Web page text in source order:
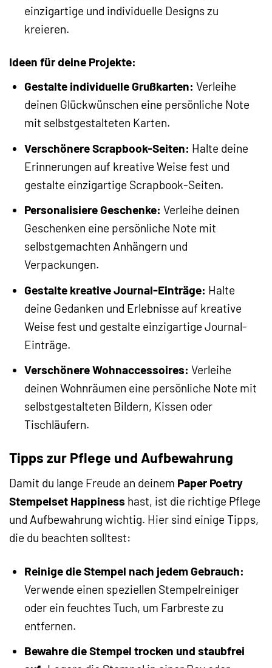
einzigartige und individuelle Designs zu
kreieren.
Ideen für deine Projekte:
Gestalte individuelle Grußkarten: Verleihe
deinen Glückwünschen eine persönliche Note
mit selbstgestalteten Karten.
Verschönere Scrapbook-Seiten: Halte deine
Erinnerungen auf kreative Weise fest und
gestalte einzigartige Scrapbook-Seiten.
Personalisiere Geschenke: Verleihe deinen
Geschenken eine persönliche Note mit
selbstgemachten Anhängern und
Verpackungen.
Gestalte kreative Journal-Einträge: Halte
deine Gedanken und Erlebnisse auf kreative
Weise fest und gestalte einzigartige Journal-
Einträge.
Verschönere Wohnaccessoires: Verleihe
deinen Wohnräumen eine persönliche Note mit
selbstgestalteten Bildern, Kissen oder
Tischläufern.
Tipps zur Pflege und Aufbewahrung
Damit du lange Freude an deinem Paper Poetry
Stempelset Happiness hast, ist die richtige Pflege
und Aufbewahrung wichtig. Hier sind einige Tipps,
die du beachten solltest:
Reinige die Stempel nach jedem Gebrauch:
Verwende einen speziellen Stempelreiniger
oder ein feuchtes Tuch, um Farbreste zu
entfernen.
Bewahre die Stempel trocken und staubfrei